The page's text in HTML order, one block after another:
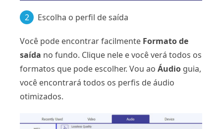
2 Escolha o perfil de saída
Você pode encontrar facilmente Formato de
saída no fundo. Clique nele e você verá todos os
formatos que pode escolher. Vou ao Áudio guia,
você encontrará todos os perfis de áudio
otimizados.